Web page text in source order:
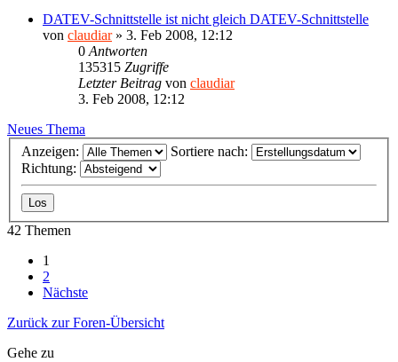
DATEV-Schnittstelle ist nicht gleich DATEV-Schnittstelle
von claudiar» 3. Feb 2008, 12:12
0 Antworten
135315 Zugriffe
Letzter Beitrag von claudiar
3. Feb 2008, 12:12
Neues Thema
Anzeigen:
Sortiere nach:
Richtung:
42 Themen
1
2
Nächste
Zurück zur Foren-Übersicht
Gehe zu